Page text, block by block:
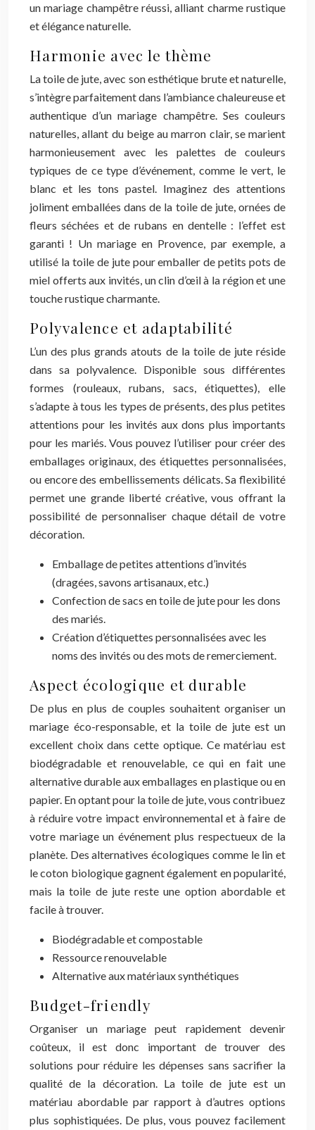
un mariage champêtre réussi, alliant charme rustique
et élégance naturelle.
Harmonie avec le thème
La toile de jute, avec son esthétique brute et naturelle,
s’intègre parfaitement dans l’ambiance chaleureuse et
authentique d’un mariage champêtre. Ses couleurs
naturelles, allant du beige au marron clair, se marient
harmonieusement avec les palettes de couleurs
typiques de ce type d’événement, comme le vert, le
blanc et les tons pastel. Imaginez des attentions
joliment emballées dans de la toile de jute, ornées de
fleurs séchées et de rubans en dentelle : l’effet est
garanti ! Un mariage en Provence, par exemple, a
utilisé la toile de jute pour emballer de petits pots de
miel offerts aux invités, un clin d’œil à la région et une
touche rustique charmante.
Polyvalence et adaptabilité
L’un des plus grands atouts de la toile de jute réside
dans sa polyvalence. Disponible sous différentes
formes (rouleaux, rubans, sacs, étiquettes), elle
s’adapte à tous les types de présents, des plus petites
attentions pour les invités aux dons plus importants
pour les mariés. Vous pouvez l’utiliser pour créer des
emballages originaux, des étiquettes personnalisées,
ou encore des embellissements délicats. Sa flexibilité
permet une grande liberté créative, vous offrant la
possibilité de personnaliser chaque détail de votre
décoration.
Emballage de petites attentions d’invités
(dragées, savons artisanaux, etc.)
Confection de sacs en toile de jute pour les dons
des mariés.
Création d’étiquettes personnalisées avec les
noms des invités ou des mots de remerciement.
Aspect écologique et durable
De plus en plus de couples souhaitent organiser un
mariage éco-responsable, et la toile de jute est un
excellent choix dans cette optique. Ce matériau est
biodégradable et renouvelable, ce qui en fait une
alternative durable aux emballages en plastique ou en
papier. En optant pour la toile de jute, vous contribuez
à réduire votre impact environnemental et à faire de
votre mariage un événement plus respectueux de la
planète. Des alternatives écologiques comme le lin et
le coton biologique gagnent également en popularité,
mais la toile de jute reste une option abordable et
facile à trouver.
Biodégradable et compostable
Ressource renouvelable
Alternative aux matériaux synthétiques
Budget-friendly
Organiser un mariage peut rapidement devenir
coûteux, il est donc important de trouver des
solutions pour réduire les dépenses sans sacrifier la
qualité de la décoration. La toile de jute est un
matériau abordable par rapport à d’autres options
plus sophistiquées. De plus, vous pouvez facilement